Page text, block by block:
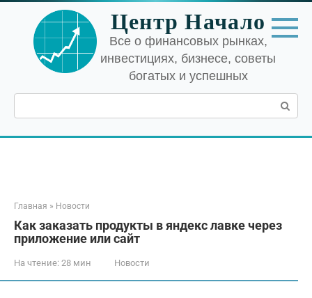
Перейти
контенту
Центр Начало
Все о финансовых рынках,
инвестициях, бизнесе, советы
богатых и успешных
Поиск:
Главная » Новости
Как заказать продукты в яндекс лавке через
приложение или сайт
На чтение: 28 мин Новости